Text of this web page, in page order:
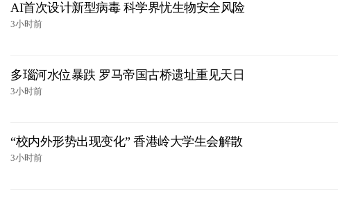
AI首次设计新型病毒 科学界忧生物安全风险
3小时前
多瑙河水位暴跌 罗马帝国古桥遗址重见天日
3小时前
“校内外形势出现变化” 香港岭大学生会解散
3小时前